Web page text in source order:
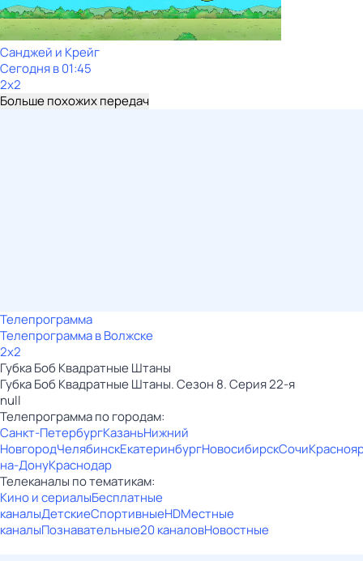
Санджей и Крейг
Сегодня в 01:45
2x2
Больше похожих передач
Телепрограмма
Телепрограмма в Волжске
2x2
Губка Боб Квадратные Штаны
Губка Боб Квадратные Штаны. Сезон 8. Серия 22-я
null
Телепрограмма по городам:
Санкт-ПетербургКазаньНижний
НовгородЧелябинскЕкатеринбургНовосибирскСочи
на-ДонуКраснодар
Телеканалы по тематикам:
Кино и сериалыБесплатные
каналыДетскиеСпортивныеHDМестные
каналыПознавательные20 каналовНовостные